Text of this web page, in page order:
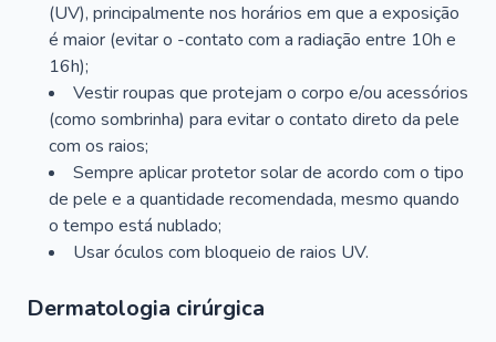
(UV), principalmente nos horários em que a exposição
é maior (evitar o -contato com a radiação entre 10h e
16h);
Vestir roupas que protejam o corpo e/ou acessórios
(como sombrinha) para evitar o contato direto da pele
com os raios;
Sempre aplicar protetor solar de acordo com o tipo
de pele e a quantidade recomendada, mesmo quando
o tempo está nublado;
Usar óculos com bloqueio de raios UV.
Dermatologia cirúrgica